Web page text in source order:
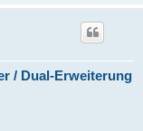
/ Dual-Erweiterung